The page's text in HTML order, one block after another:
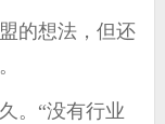
的想法，但还
。“没有行业